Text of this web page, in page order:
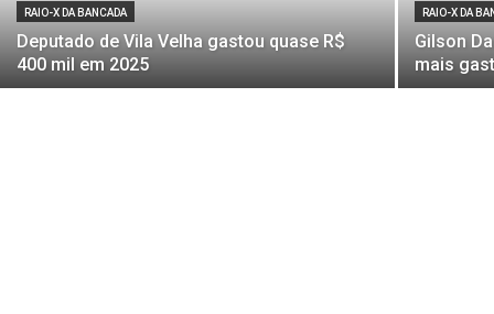
RAIO-X DA BANCADA
Deputado de Vila Velha gastou quase R$
400 mil em 2025
RAIO-X DA
Gilson
mais